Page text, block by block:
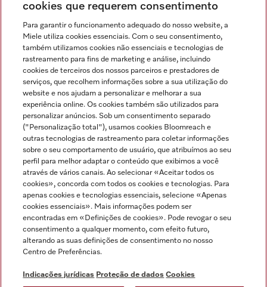
Indicações jurídicas
Condições gerais
Proteção de dados
Condições de utilização
Canal de Ética
Formulário de livre resolução
Miele no Instagram
Miele no Facebook
Miele no Youtube
cookies que requerem consentimento
Para garantir o funcionamento adequado do nosso website, a
Miele utiliza cookies essenciais. Com o seu consentimento,
também utilizamos cookies não essenciais e tecnologias de
rastreamento para fins de marketing e análise, incluindo
cookies de terceiros dos nossos parceiros e prestadores de
serviços, que recolhem informações sobre a sua utilização do
website e nos ajudam a personalizar e melhorar a sua
experiência online. Os cookies também são utilizados para
personalizar anúncios. Sob um consentimento separado
("Personalização total"), usamos cookies Bloomreach e
outras tecnologias de rastreamento para coletar informações
sobre o seu comportamento de usuário, que atribuímos ao seu
perfil para melhor adaptar o conteúdo que exibimos a você
através de vários canais. Ao selecionar «Aceitar todos os
cookies», concorda com todos os cookies e tecnologias. Para
apenas cookies e tecnologias essenciais, selecione «Apenas
cookies essenciais». Mais informações podem ser
encontradas em «Definições de cookies». Pode revogar o seu
consentimento a qualquer momento, com efeito futuro,
alterando as suas definições de consentimento no nosso
Centro de Preferências.
Indicações jurídicas Proteção de dados Cookies